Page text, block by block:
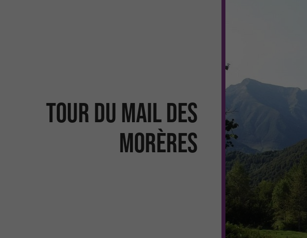
Tour du Mail des
Morères